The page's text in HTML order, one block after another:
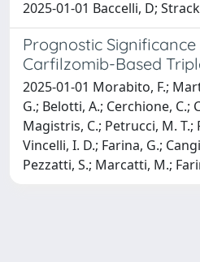
2025-01-01 Baccelli, D;
Prognostic
Carfilzomib-Based
2025-01-01 Morabito, F.;
G.; Belotti, A.; Cerchione, C.;
Magistris, C.; Petrucci, M. T.;
Vincelli, I. D.; Farina, G.;
Pezzatti, S.; Marcatti, M.;